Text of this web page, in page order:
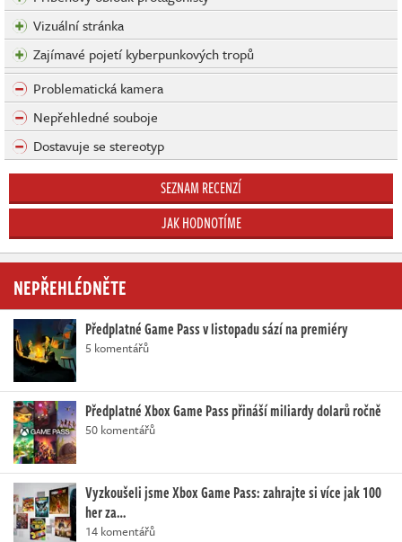
Vizuální stránka
Zajímavé pojetí kyberpunkových tropů
Problematická kamera
Nepřehledné souboje
Dostavuje se stereotyp
SEZNAM RECENZÍ
JAK HODNOTÍME
NEPŘEHLÉDNĚTE
Předplatné Game Pass v listopadu sází na premiéry
5 komentářů
Předplatné Xbox Game Pass přináší miliardy dolarů ročně
50 komentářů
Vyzkoušeli jsme Xbox Game Pass: zahrajte si více jak 100
her za…
14 komentářů